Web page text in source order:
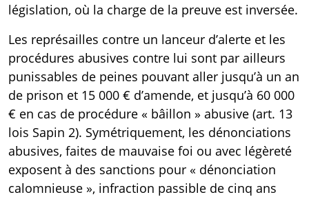
législation, où la charge de la preuve est inversée.
Les représailles contre un lanceur d’alerte et les
procédures abusives contre lui sont par ailleurs
punissables de peines pouvant aller jusqu’à un an
de prison et 15 000 € d’amende, et jusqu’à 60 000
€ en cas de procédure « bâillon » abusive (art. 13
lois Sapin 2). Symétriquement, les dénonciations
abusives, faites de mauvaise foi ou avec légèreté
exposent à des sanctions pour « dénonciation
calomnieuse », infraction passible de cinq ans